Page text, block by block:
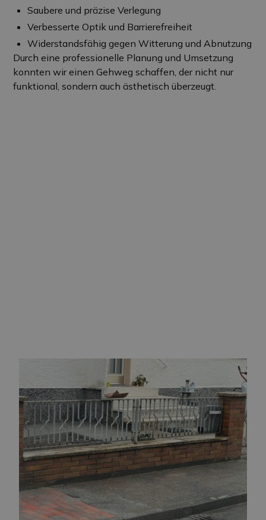
Saubere und präzise Verlegung
Verbesserte Optik und Barrierefreiheit
Widerstandsfähig gegen Witterung und Abnutzung
Durch eine professionelle Planung und Umsetzung
konnten wir einen Gehweg schaffen, der nicht nur
funktional, sondern auch ästhetisch überzeugt.